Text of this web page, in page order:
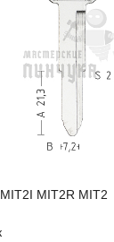
MIT2I MIT2R MIT2